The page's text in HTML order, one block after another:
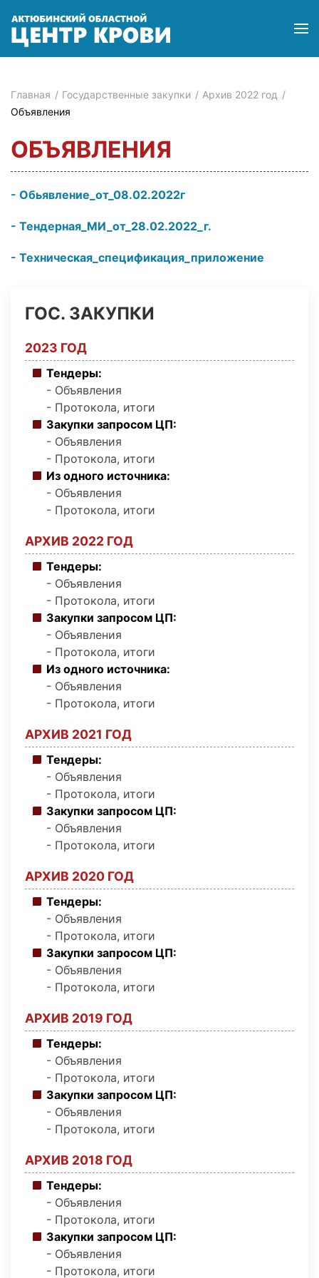
Главная Государственные закупки
Архив 2022 год
Объявления
ОБЪЯВЛЕНИЯ
Обьявление_от_08.02.2022г
Тендерная_МИ_от_28.02.2022_г.
Техническая_спецификация_приложение
ГОС. ЗАКУПКИ
2023 ГОД
Тендеры:
- Объявления
- Протокола, итоги
Закупки запросом ЦП:
- Объявления
- Протокола, итоги
Из одного источника:
- Объявления
- Протокола, итоги
АРХИВ 2022 ГОД
Тендеры:
- Объявления
- Протокола, итоги
Закупки запросом ЦП:
- Объявления
- Протокола, итоги
Из одного источника:
- Объявления
- Протокола, итоги
АРХИВ 2021 ГОД
Тендеры:
- Объявления
- Протокола, итоги
Закупки запросом ЦП:
- Объявления
- Протокола, итоги
АРХИВ 2020 ГОД
Тендеры:
- Объявления
- Протокола, итоги
Закупки запросом ЦП:
- Объявления
- Протокола, итоги
АРХИВ 2019 ГОД
Тендеры:
- Объявления
- Протокола, итоги
Закупки запросом ЦП:
- Объявления
- Протокола, итоги
АРХИВ 2018 ГОД
Тендеры:
- Объявления
- Протокола, итоги
Закупки запросом ЦП:
- Объявления
- Протокола, итоги